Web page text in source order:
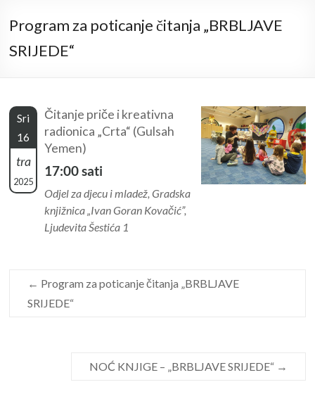
Program za poticanje čitanja „BRBLJAVE
SRIJEDE“
Sri
16
tra
2025
Čitanje priče i kreativna
radionica „Crta“ (Gulsah
Yemen)
17:00 sati
Odjel za djecu i mladež, Gradska
knjižnica „Ivan Goran Kovačić”,
Ljudevita Šestića 1
← Program za poticanje čitanja „BRBLJAVE
SRIJEDE“
NOĆ KNJIGE – „BRBLJAVE SRIJEDE“ →